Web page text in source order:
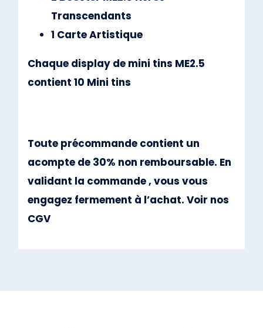
Transcendants
1 Carte Artistique
Chaque display de mini tins ME2.5
contient 10 Mini tins
Toute précommande contient un
acompte de 30% non remboursable. En
validant la commande , vous vous
engagez fermement à l’achat. Voir nos
CGV